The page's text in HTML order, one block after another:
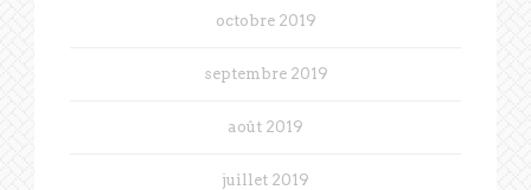
octobre 2019
septembre 2019
août 2019
juillet 2019